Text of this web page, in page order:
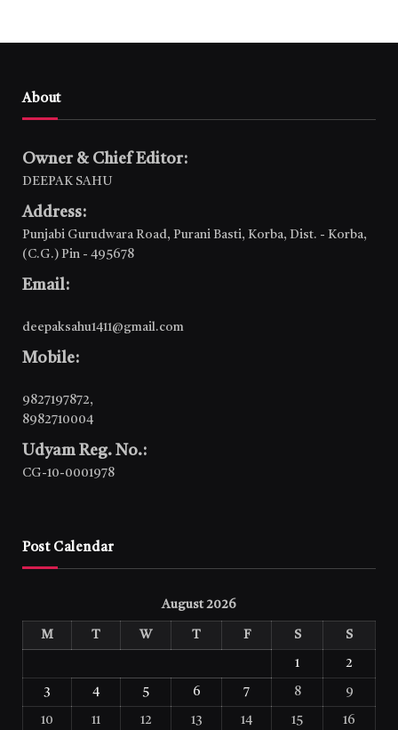
About
Owner & Chief Editor:
DEEPAK SAHU
Address:
Punjabi Gurudwara Road, Purani Basti, Korba, Dist. - Korba,
(C.G.) Pin - 495678
Email:
deepaksahu1411@gmail.com
Mobile:
9827197872,
8982710004
Udyam Reg. No.:
CG-10-0001978
Post Calendar
August 2026
M T W T F S S
1 2
3 4 5 6 7 8 9
10 11 12 13 14 15 16